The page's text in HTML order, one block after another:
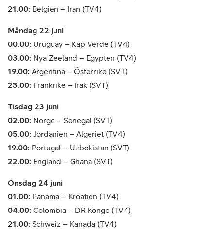
21.00: Belgien – Iran (TV4)
Måndag 22 juni
00.00: Uruguay – Kap Verde (TV4)
03.00: Nya Zeeland – Egypten (TV4)
19.00: Argentina – Österrike (SVT)
23.00: Frankrike – Irak (SVT)
Tisdag 23 juni
02.00: Norge – Senegal (SVT)
05.00: Jordanien – Algeriet (TV4)
19.00: Portugal – Uzbekistan (SVT)
22.00: England – Ghana (SVT)
Onsdag 24 juni
01.00: Panama – Kroatien (TV4)
04.00: Colombia – DR Kongo (TV4)
21.00: Schweiz – Kanada (TV4)